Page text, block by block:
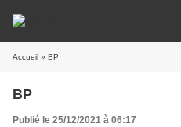
Accueil » BP
BP
Publié le 25/12/2021 à 06:17